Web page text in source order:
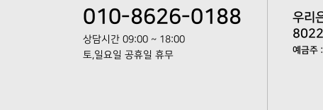
010-8626-0188
상담시간 09:00 ~ 18:00
토,일요일 공휴일 휴무
우리
예금주